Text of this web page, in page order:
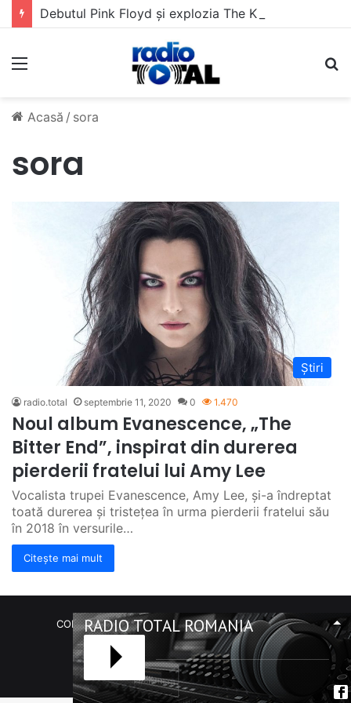
Debutul Pink Floyd și explozia The Kinks
Meniu
Acasă / sora
sora
Știri
radio.total septembrie 11, 2020 0 1.470
Noul album Evanescence, „The
Bitter End”, inspirat din durerea
pierderii fratelui lui Amy Lee
Vocalista trupei Evanescence, Amy Lee, și-a îndreptat
toată durerea și tristețea în urma pierderii fratelui său
în 2018 în versurile…
Citește mai mult
COPYRIGHT Radio Total România. (C) 2020-2023
Facebook
RSS
RADIO TOTAL ROMANIA